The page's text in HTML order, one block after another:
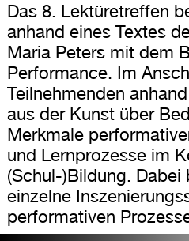
Das 8. Lektüretreffen
anhand eines Textes
Maria Peters mit dem
Performance. Im
Teilnehmenden
aus der Kunst über
Merkmale
und Lernprozesse im
(Schul-)Bildung. Dabei
einzelne
performativen